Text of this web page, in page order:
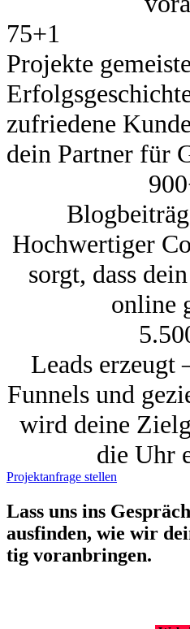
75+1
Projekte
zufriedene
dein Partner für
Hochwertiger
sorgt, dass
online
Leads erzeugt
Funnels und
wird deine
die Uhr
Projektanfrage stellen
Lass uns ins
aus­fin­den, wie wir
tig vor­an­brin­gen.